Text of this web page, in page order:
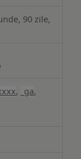
90 zile,
, _ga,